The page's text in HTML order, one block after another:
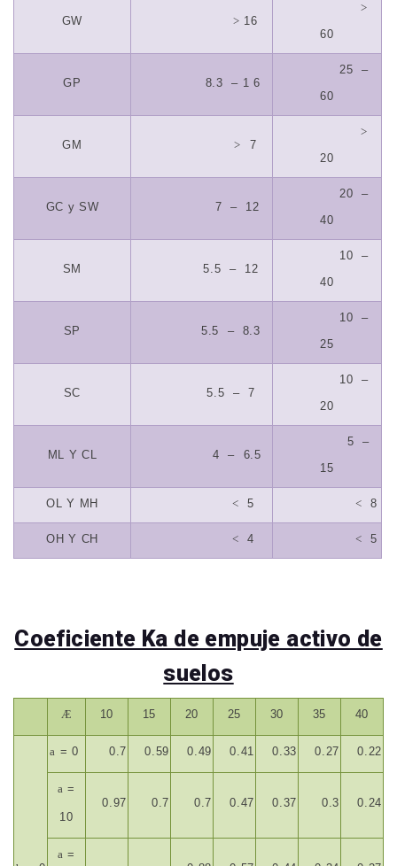
GW > 16
>
60
GP 8.3 – 1 6
25
–
60
GM > 7
>
20
GC y SW 7 – 12
20
–
40
SM 5.5 – 12
10
–
40
SP 5.5 – 8.3
10
–
25
SC 5.5 – 7
10
–
20
ML Y CL 4 – 6.5
5
–
15
OL Y MH < 5 < 8
OH Y CH < 4 < 5
Coeficiente Ka de empuje activo de
suelos
Æ 10 15 20 25 30 35 40
a = 0 0.7 0.59 0.49 0.41 0.33 0.27 0.22
a =
10
0.97 0.7 0.7 0.47 0.37 0.3 0.24
a =